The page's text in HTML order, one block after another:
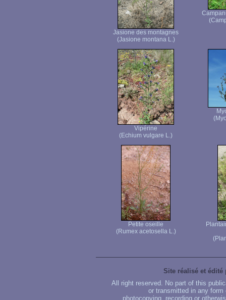
Jasione des montagnes
(Jasione montana L.)
Vipérine
(Echium vulgare L.)
Petite oseille
(Rumex acetosella L.)
Site réalisé et édité
All right reserved. No part of this
or transmitted in any
photocopying, recording or